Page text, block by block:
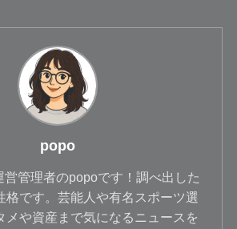
popo
営管理者のpopoです！調べ出した
格です。芸能人や有名スポーツ選
メや資産まで気になるニュースを